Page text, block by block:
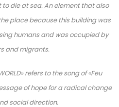
die at sea. An element that also
place because this building was
humans and was occupied by
and migrants.
refers to the song of «Feu
of hope for a radical change
social direction.